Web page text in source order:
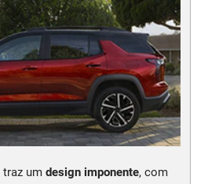
traz um design imponente, com